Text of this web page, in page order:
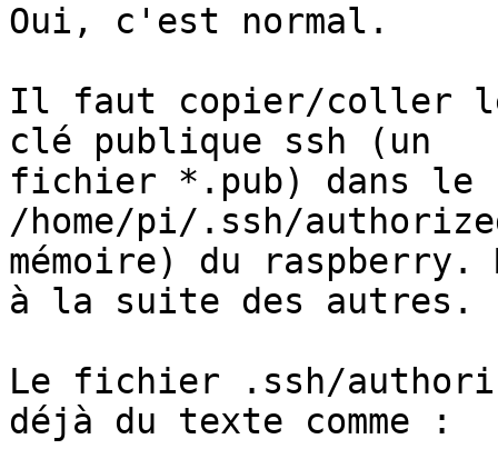
Oui, c'est normal.
Il faut copier/coller
clé publique ssh (un
fichier *.pub) dans
/home/pi/.ssh/
mémoire) du
à la suite des autres.
Le fichier .ssh/
déjà du texte comme :